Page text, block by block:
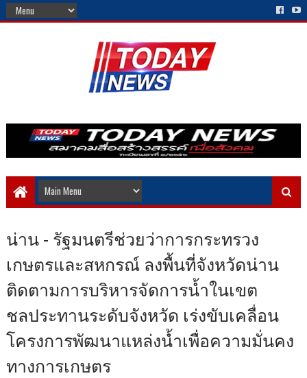
น่าน - รัฐมนตรีช่วยว่าการกระทรวง
เกษตรและสหกรณ์ ลงพื้นที่จังหวัดน่าน
ติดตามการบริหารจัดการน้ำในเขต
ชลประทานระดับจังหวัด เร่งขับเคลื่อน
โครงการพัฒนาแหล่งน้ำเพื่อความมั่นคง
ทางการเกษตร